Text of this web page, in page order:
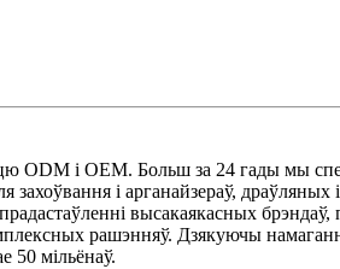
і OEM. Больш за 24 гады мы
і арганайзераў,
высакаякасных
рашэнняў. Дзякуючы
50 мільёнаў.